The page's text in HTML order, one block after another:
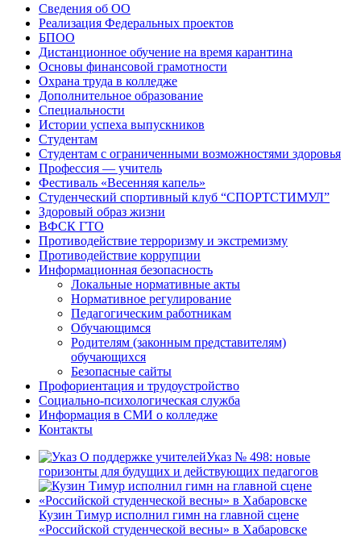
Сведения об ОО
Реализация Федеральных проектов
БПОО
Дистанционное обучение на время карантина
Основы финансовой грамотности
Охрана труда в колледже
Дополнительное образование
Специальности
Истории успеха выпускников
Студентам
Студентам с ограниченными возможностями здоровья
Профессия — учитель
Фестиваль «Весенняя капель»
Студенческий спортивный клуб “СПОРТСТИМУЛ”
Здоровый образ жизни
ВФСК ГТО
Противодействие терроризму и экстремизму
Противодействие коррупции
Информационная безопасность
Локальные нормативные акты
Нормативное регулирование
Педагогическим работникам
Обучающимся
Родителям (законным представителям)
обучающихся
Безопасные сайты
Профориентация и трудоустройство
Социально-психологическая служба
Информация в СМИ о колледже
Контакты
Указ № 498: новые
горизонты для будущих и действующих педагогов
Кузин Тимур исполнил гимн на главной сцене
«Российской студенческой весны» в Хабаровске